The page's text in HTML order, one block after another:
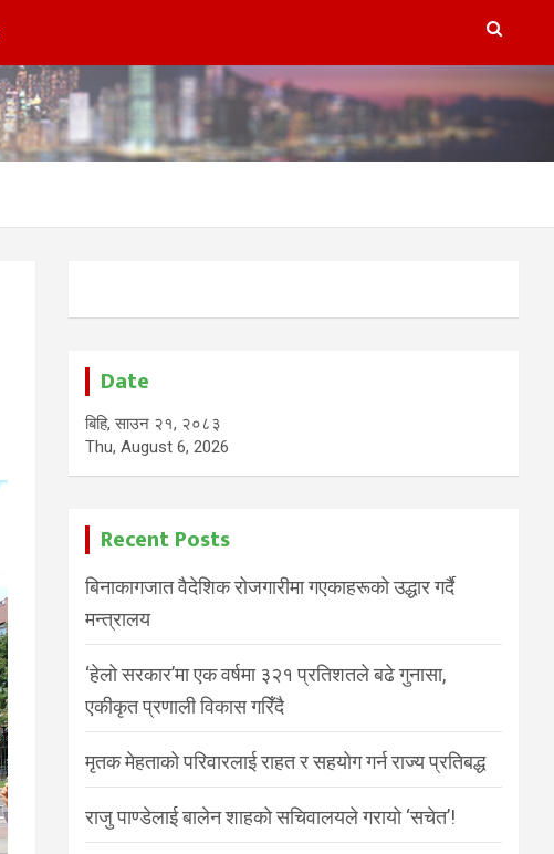
Date
बिहि, साउन २१, २०८३
Thu, August 6, 2026
Recent Posts
बिनाकागजात वैदेशिक रोजगारीमा गएकाहरूको उद्धार गर्दै
मन्त्रालय
‘हेलो सरकार’मा एक वर्षमा ३२१ प्रतिशतले बढे गुनासा,
एकीकृत प्रणाली विकास गरिँदै
मृतक मेहताको परिवारलाई राहत र सहयोग गर्न राज्य प्रतिबद्ध
राजु पाण्डेलाई बालेन शाहको सचिवालयले गरायो ‘सचेत’!